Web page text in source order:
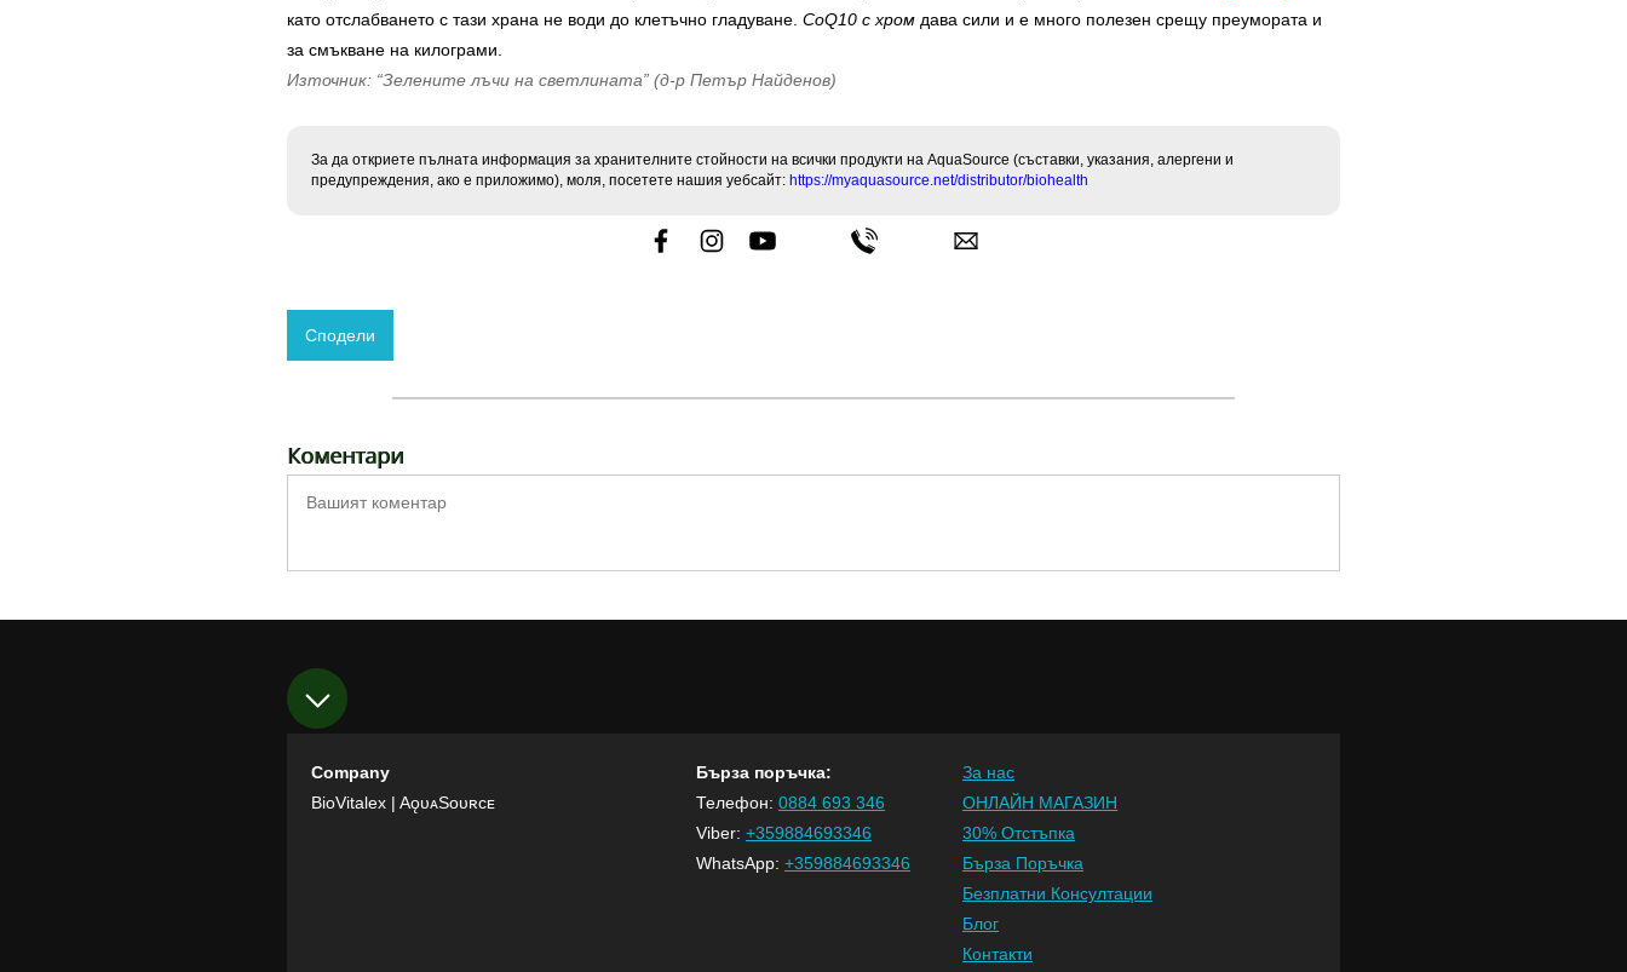
като отслабването с тази храна не води до клетъчно гладуване. CoQ10 с хром дава сили и е много полезен срещу преумората и
за смъкване на килограми.
Източник: “Зелените лъчи на светлината” (д-р Петър Найденов)
За да откриете пълната информация за хранителните стойности на всички продукти на AquaSource (съставки, указания, алергени и
предупреждения, ако е приложимо), моля, посетете нашия уебсайт: https://myaquasource.net/distributor/biohealth
Сподели
Коментари
Company
BioVitalex | AǫᴜᴀSᴏᴜʀᴄᴇ
Бърза поръчка:
Телефон: 0884 693 346
Viber: +359884693346
WhatsApp: +359884693346
За нас
ОНЛАЙН МАГАЗИН
30% Отстъпка
Бърза Поръчка
Безплатни Консултации
Блог
Контакти